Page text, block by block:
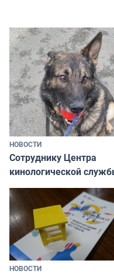
НОВОСТИ
Сотруднику Центра
кинологической
ищут новый дом
НОВОСТИ